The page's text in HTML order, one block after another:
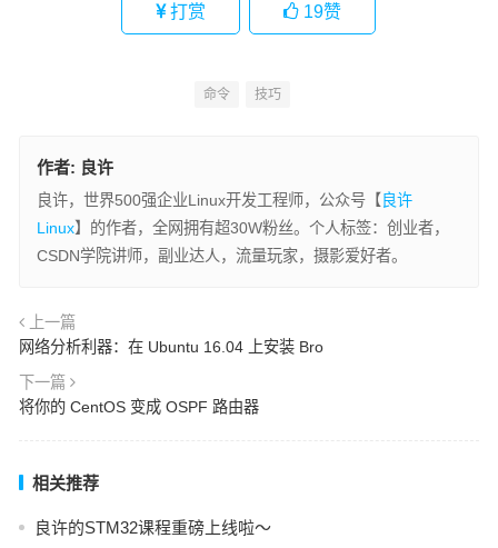
打赏 19赞
命令 技巧
作者: 良许
良许，世界500强企业Linux开发工程师，公众号【良许
Linux】的作者，全网拥有超30W粉丝。个人标签：创业者，
CSDN学院讲师，副业达人，流量玩家，摄影爱好者。
上一篇
网络分析利器：在 Ubuntu 16.04 上安装 Bro
下一篇
将你的 CentOS 变成 OSPF 路由器
相关推荐
良许的STM32课程重磅上线啦～